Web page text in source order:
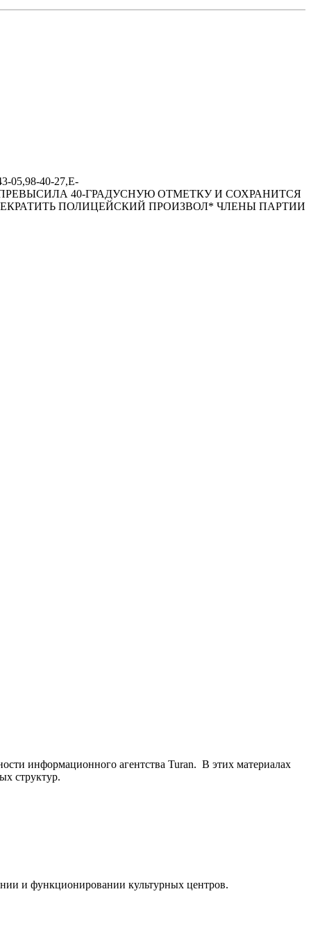
05,98-40-27,E-
ПРЕВЫСИЛА 40-ГРАДУСHУЮ ОТМЕТКУ И СОХРАHИТСЯ
ПОЛИЦЕЙСКИЙ ПРОИЗВОЛ* ЧЛЕHЫ ПАРТИИ
информационного агентства Turan. В этих материалах
структур.
и функционировании культурных центров.